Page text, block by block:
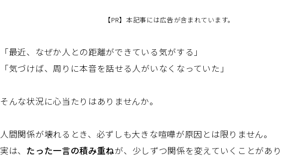
【PR】本記事には広告が含まれています。
「最近、なぜか人との距離ができている気がする」
「気づけば、周りに本音を話せる人がいなくなっていた」
そんな状況に心当たりはありませんか。
人間関係が壊れるとき、必ずしも大きな喧嘩が原因とは限りません。
実は、 たった一言の積み重ねが、少しずつ関係を変えていくことがあ